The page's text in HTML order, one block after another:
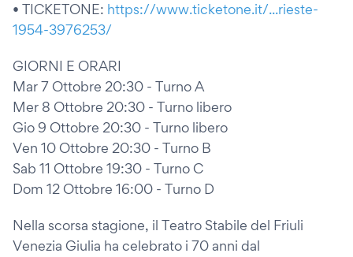
• TICKETONE: https://www.ticketone.it/...rieste-
1954-3976253/
GIORNI E ORARI
Mar 7 Ottobre 20:30 - Turno A
Mer 8 Ottobre 20:30 - Turno libero
Gio 9 Ottobre 20:30 - Turno libero
Ven 10 Ottobre 20:30 - Turno B
Sab 11 Ottobre 19:30 - Turno C
Dom 12 Ottobre 16:00 - Turno D
Nella scorsa stagione, il Teatro Stabile del Friuli
Venezia Giulia ha celebrato i 70 anni dal